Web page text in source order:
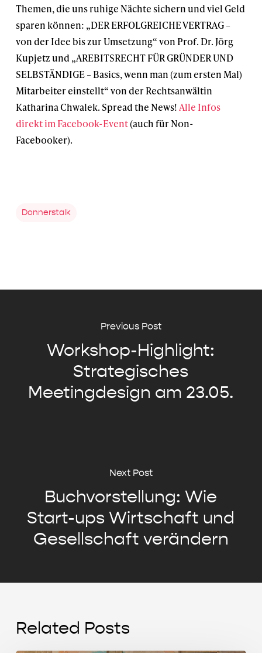
Themen, die uns ruhige Nächte sichern und viel Geld
sparen können: „DER ERFOLGREICHE VERTRAG –
von der Idee bis zur Umsetzung“ von Prof. Dr. Jörg
Kupjetz und „AREBITSRECHT FÜR GRÜNDER UND
SELBSTÄNDIGE – Basics, wenn man (zum ersten Mal)
Mitarbeiter einstellt“ von der Rechtsanwältin
Katharina Chwalek. Spread the News!Alle Infos
direkt im Facebook-Event(auch für Non-
Facebooker).
Donnerstalk
Previous Post
Workshop-Highlight:
Strategisches
Meetingdesign am 23.05.
Next Post
Buchvorstellung: Wie
Start-ups Wirtschaft und
Gesellschaft verändern
Related Posts